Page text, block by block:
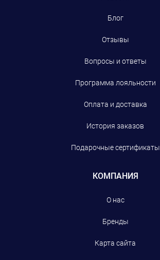
Блог
Отзывы
Вопросы и ответы
Программа лояльности
Оплата и доставка
История заказов
Подарочные сертификаты
КОМПАНИЯ
О нас
Бренды
Карта сайта